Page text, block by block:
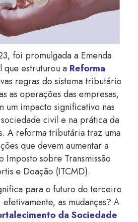
foi promulgada a Emenda
que estruturou a Reforma
regras do sistema tributário
as operações das empresas,
um impacto significativo nas
civil e na prática da
A reforma tributária traz uma
que devem aumentar a
Imposto sobre Transmissão
e Doação (ITCMD).
para o futuro do terceiro
as mudanças? A
da Sociedade